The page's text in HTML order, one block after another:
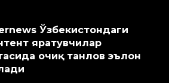
Ўзбекистондаги
яратувчилар
очиқ танлов эълон